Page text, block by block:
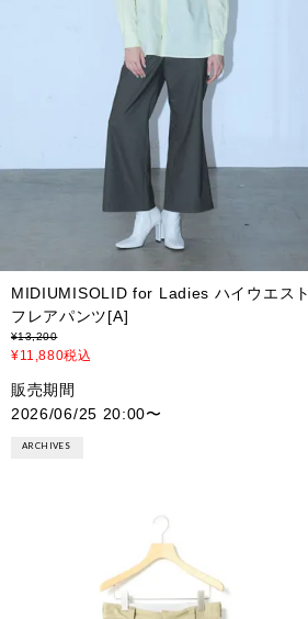
MIDIUMISOLID for Ladies ハイウエスト
フレアパンツ[A]
¥13,200
¥11,880税込
販売期間
2026/06/25 20:00〜
ARCHIVES